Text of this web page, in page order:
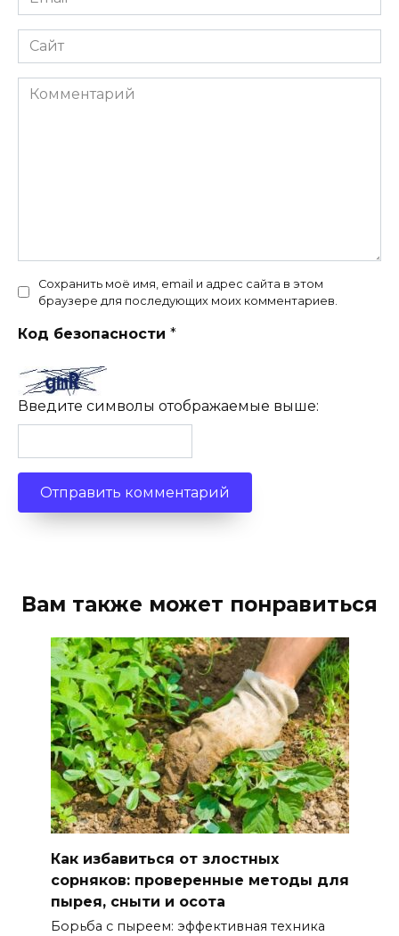
*
Сайт
Комментарий
Сохранить моё имя, email и адрес сайта в этом
браузере для последующих моих комментариев.
Код безопасности *
Введите символы отображаемые выше:
Вам также может понравиться
Как избавиться от злостных
сорняков: проверенные методы для
пырея, сныти и осота
Борьба с пыреем: эффективная техника